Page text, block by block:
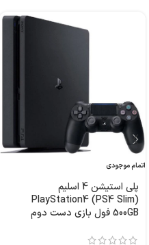
اتمام موجودی
پلی استیشن 4 اسلیم
PlayStation4 (PS4 Slim)
500GB فول بازی دست دوم